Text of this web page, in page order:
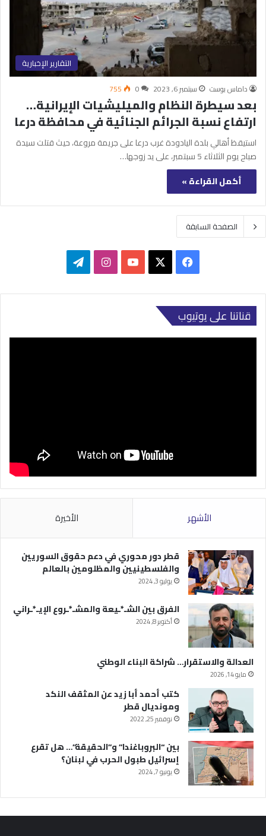
التقارير الإخبارية
داماس بوست سبتمبر 6, 2023 0
755
بعد سيطرة النظام والميليشيات الإيرانية…
ارتفاع نسبة الجرائم الجنائية في محافظة درعا
استيقظ أهالي بلدة اليادودة غرب درعا على جريمة مروعة، حيث قتلت سيدة
صباح يوم الثلاثاء 5 سبتمبر، على يد زوجها…
أكمل القراءة »
الصفحة السابقة
فيسبوك ‫YouTubeانستقرامتيلقرام
قناتنا على يوتيوب
الأشهر الأخيرة
قطر دور محوري في دعم حقوق السوريين
والفلسطينيين والمظلومين بالعالم
يوليو 3, 2024
الفرق بين الشـ*ـيعة والمشـ*ـروع الإيـ*ـراني
أكتوبر 8, 2024
العدالة والاستقرار… شراكة البناء الوطني
مايو 14, 2026
كتب أحمد أبا زيد عن المثقف النكد
ومونديال قطر
نوفمبر 25, 2022
بين “البروباغندا” و”الحقيقة”… هل تقرع
إسرائيل طبول الحرب في لبنان؟
يونيو 7, 2024